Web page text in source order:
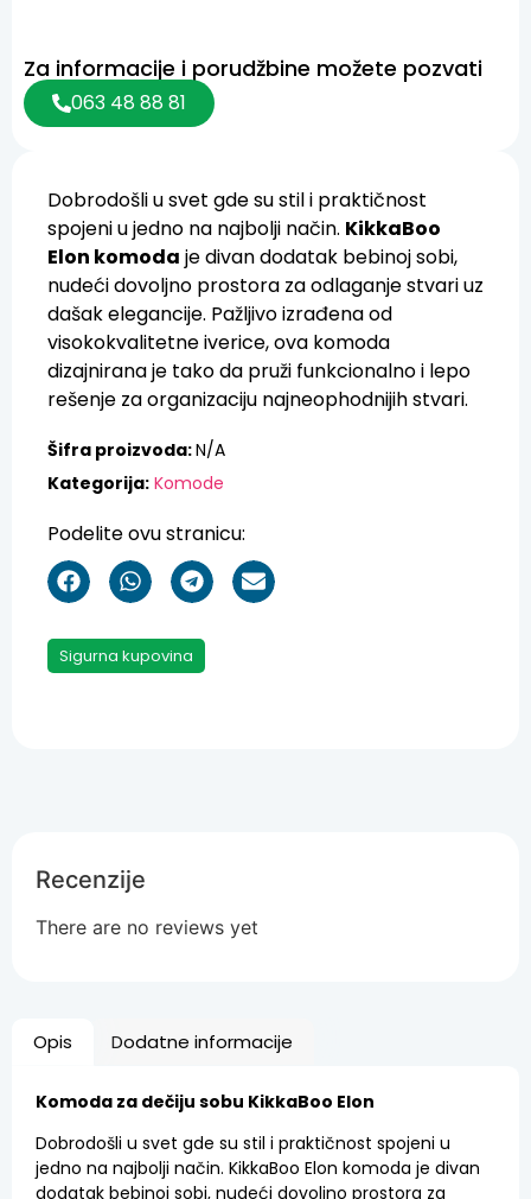
Dobrodošli u svet gde su stil i praktičnost
spojeni u jedno na najbolji način. KikkaBoo
Elon komoda je divan dodatak bebinoj sobi,
nudeći dovoljno prostora za odlaganje stvari uz
dašak elegancije. Pažljivo izrađena od
visokokvalitetne iverice, ova komoda
dizajnirana je tako da pruži funkcionalno i lepo
rešenje za organizaciju najneophodnijih stvari.
Šifra proizvoda:N/A
Kategorija: Komode
Podelite ovu stranicu:
Sigurna kupovina
Za informacije i porudžbine možete pozvati
063 48 88 81
Opis Dodatne informacije
Komoda za dečiju sobu KikkaBoo Elon
Dobrodošli u svet gde su stil i praktičnost spojeni u
jedno na najbolji način. KikkaBoo Elon komoda je divan
dodatak bebinoj sobi, nudeći dovoljno prostora za
Recenzije
There are no reviews yet